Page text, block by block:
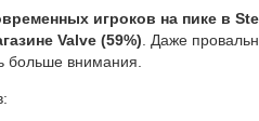
игроков на пике в
Valve (59%) . Даже
больше внимания.